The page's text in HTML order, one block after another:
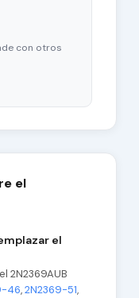
con otros
el
el
2N2369AUB
46,2N2369-51,